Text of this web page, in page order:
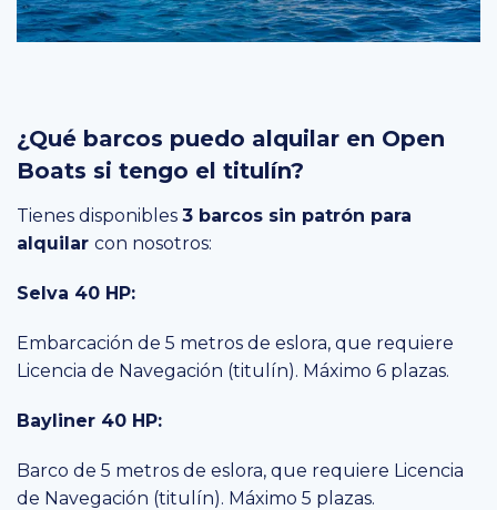
¿Qué barcos puedo alquilar en Open
Boats si tengo el titulín?
Tienes disponibles 3 barcos sin patrón para
alquilar con nosotros:
Selva 40 HP:
Embarcación de 5 metros de eslora, que requiere
Licencia de Navegación (titulín). Máximo 6 plazas.
Bayliner 40 HP:
Barco de 5 metros de eslora, que requiere Licencia
de Navegación (titulín). Máximo 5 plazas.